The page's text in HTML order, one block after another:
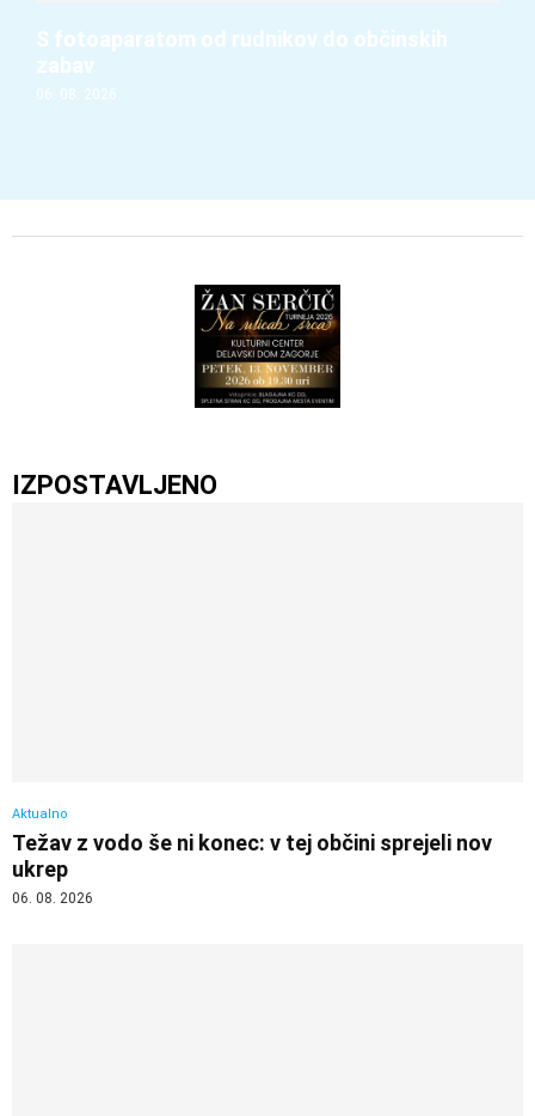
S fotoaparatom od rudnikov do občinskih
zabav
06. 08. 2026
IZPOSTAVLJENO
Aktualno
Težav z vodo še ni konec: v tej občini sprejeli nov
ukrep
06. 08. 2026